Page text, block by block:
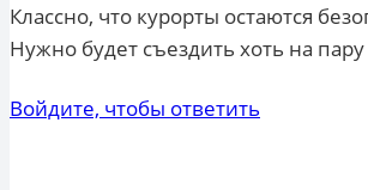
Классно, что курорты остаются
Нужно будет съездить хоть на
Войдите, чтобы ответить